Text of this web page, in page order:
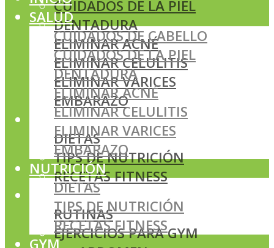
CUIDADOS DE LA PIEL
DENTADURA
ELIMINAR ACNÉ
ELIMINAR CELULITIS
ELIMINAR VARICES
EMBARAZO
NUTRICIÓN
DIETAS
TIPS DE NUTRICIÓN
RECETAS FITNESS
GYM
RUTINAS
EJERCICIOS PARA GYM
SALUD
CUIDADOS DE CABELLO
CUIDADOS DE LA PIEL
DENTADURA
ELIMINAR ACNÉ
ELIMINAR CELULITIS
ELIMINAR VARICES
EMBARAZO
NUTRICIÓN
DIETAS
TIPS DE NUTRICIÓN
RECETAS FITNESS
GYM